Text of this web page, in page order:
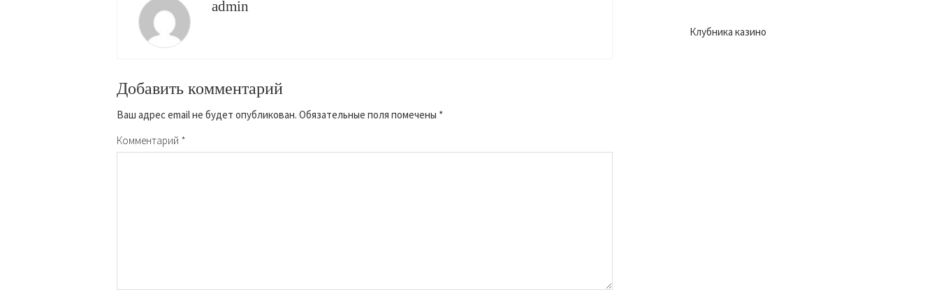
admin
Добавить комментарий
Ваш адрес email не будет опубликован. Обязательные поля помечены *
Комментарий *
Клубника казино